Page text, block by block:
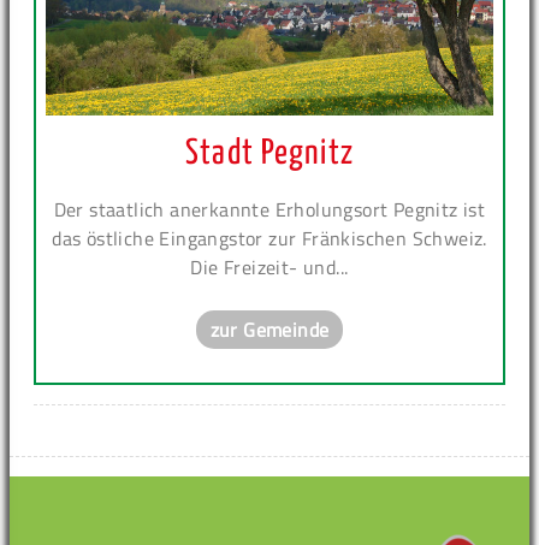
Stadt Pegnitz
Der staatlich anerkannte Erholungsort Pegnitz ist
das östliche Eingangstor zur Fränkischen Schweiz.
Die Freizeit- und...
zur Gemeinde